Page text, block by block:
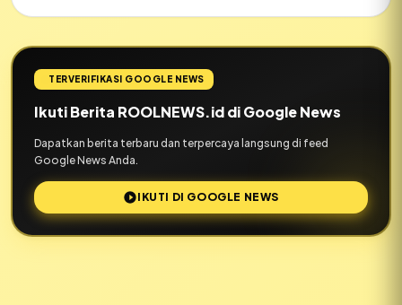
TERVERIFIKASI GOOGLE NEWS
Ikuti Berita ROOLNEWS.id di Google News
Dapatkan berita terbaru dan terpercaya langsung di feed
Google News Anda.
IKUTI DI GOOGLE NEWS